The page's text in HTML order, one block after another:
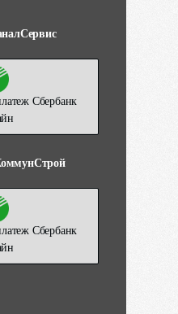
Сбербанк
Сбербанк